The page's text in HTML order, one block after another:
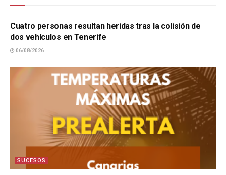
SUCESOS
Cuatro personas resultan heridas tras la colisión de
dos vehículos en Tenerife
06/08/2026
SUCESOS